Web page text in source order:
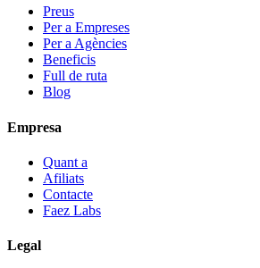
Preus
Per a Empreses
Per a Agències
Beneficis
Full de ruta
Blog
Empresa
Quant a
Afiliats
Contacte
Faez Labs
Legal